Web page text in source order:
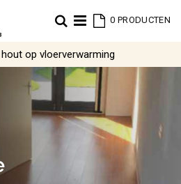
0 PRODUCTEN
Zoek
op vloerverwarming